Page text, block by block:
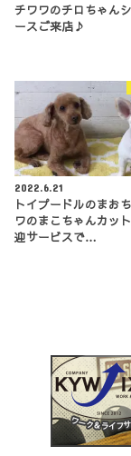
チワワのチロちゃん
ースご来店♪
2022.6.21
トイプードルのまお
ワのまこちゃんカッ
迎サービスで…